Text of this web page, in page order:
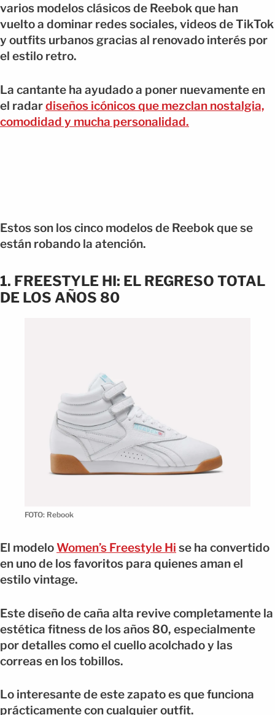
varios modelos clásicos de Reebok que han
vuelto a dominar redes sociales, videos de TikTok
y outfits urbanos gracias al renovado interés por
el estilo retro.
La cantante ha ayudado a poner nuevamente en
el radardiseños icónicos que mezclan nostalgia,
comodidad y mucha personalidad.
Estos son los cinco modelos de Reebok que se
están robando la atención.
1. FREESTYLE HI: EL REGRESO TOTAL
DE LOS AÑOS 80
FOTO: Rebook
El modeloWomen’s Freestyle Hi se ha convertido
en uno de los favoritos para quienes aman el
estilo vintage.
Este diseño de caña alta revive completamente la
estética fitness de los años 80, especialmente
por detalles como el cuello acolchado y las
correas en los tobillos.
Lo interesante de este zapato es que funciona
prácticamente con cualquier outfit.